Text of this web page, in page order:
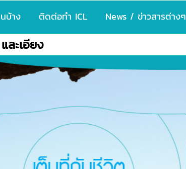
บ้าง ติดต่อทำ ICL News / ข่าวสารต่างๆ
ะเอียง